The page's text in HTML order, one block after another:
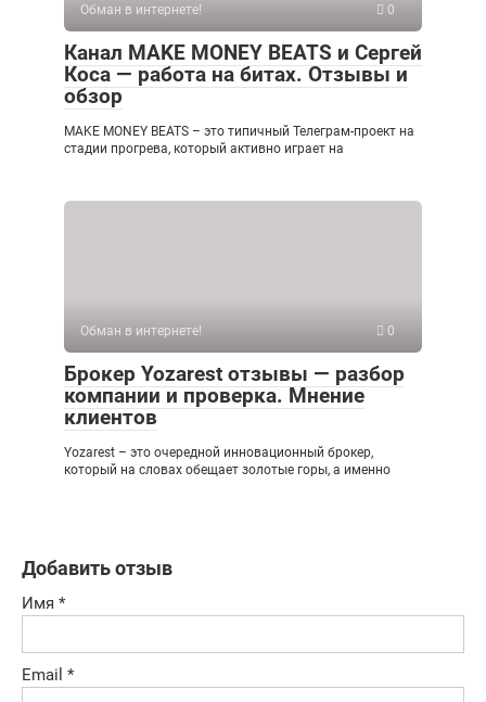
Обман в интернете! 0
Канал MAKE MONEY BEATS и Сергей
Коса — работа на битах. Отзывы и
обзор
MAKE MONEY BEATS – это типичный Телеграм-проект на
стадии прогрева, который активно играет на
Обман в интернете! 0
Брокер Yozarest отзывы — разбор
компании и проверка. Мнение
клиентов
Yozarest – это очередной инновационный брокер,
который на словах обещает золотые горы, а именно
Добавить отзыв
Имя *
Email *